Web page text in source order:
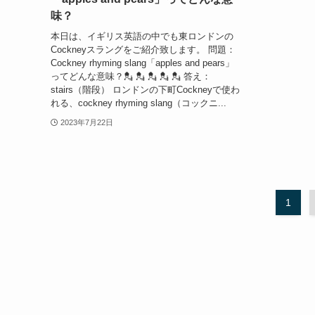
味？
本日は、イギリス英語の中でも東ロンドンの
Cockneyスラングをご紹介致します。 問題：
Cockney rhyming slang「apples and pears」
ってどんな意味？💂 💂 💂 💂 💂 答え：
stairs（階段） ロンドンの下町Cockneyで使わ
れる、cockney rhyming slang（コックニ...
2023年7月22日
1